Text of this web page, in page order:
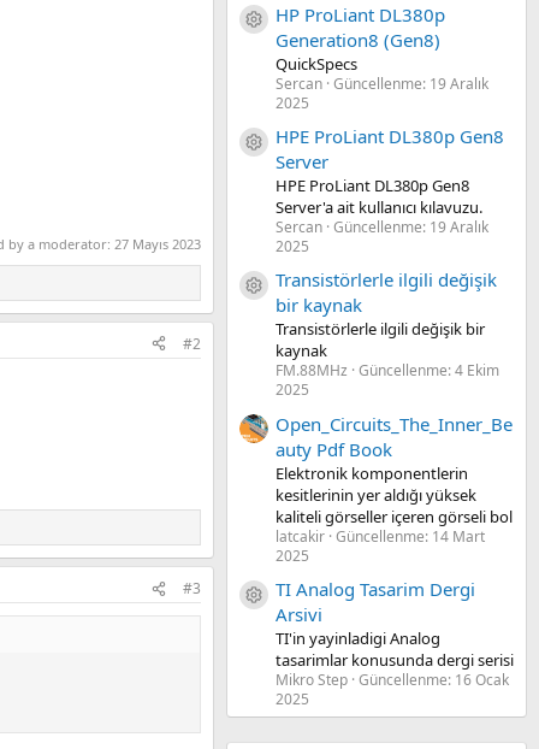
by a moderator: 27 Mayıs 2023
#2
#3
Kaynak ikon/amblem
HP ProLiant DL380p
Generation8 (Gen8)
QuickSpecs
Sercan Güncellenme: 19 Aralık
2025
Kaynak ikon/amblem
HPE ProLiant DL380p Gen8
Server
HPE ProLiant DL380p Gen8
Server'a ait kullanıcı kılavuzu.
Sercan Güncellenme: 19 Aralık
2025
Kaynak ikon/amblem
Transistörlerle ilgili değişik
bir kaynak
Transistörlerle ilgili değişik bir
kaynak
FM.88MHz Güncellenme:4 Ekim
2025
Open_Circuits_The_Inner_Be
auty Pdf Book
Elektronik komponentlerin
kesitlerinin yer aldığı yüksek
kaliteli görseller içeren görseli bol
latcakir Güncellenme: 14 Mart
2025
Kaynak ikon/amblem
TI Analog Tasarim Dergi
Arsivi
TI'in yayinladigi Analog
tasarimlar konusunda dergi serisi
Mikro Step Güncellenme: 16 Ocak
2025